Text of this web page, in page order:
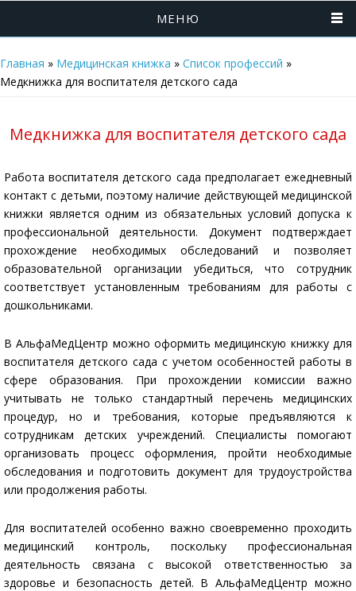
МЕНЮ
Главная » Медицинская книжка » Список профессий »
Медкнижка для воспитателя детского сада
Медкнижка для воспитателя детского сада
Работа воспитателя детского сада предполагает ежедневный
контакт с детьми, поэтому наличие действующей медицинской
книжки является одним из обязательных условий допуска к
профессиональной деятельности. Документ подтверждает
прохождение необходимых обследований и позволяет
образовательной организации убедиться, что сотрудник
соответствует установленным требованиям для работы с
дошкольниками.
В АльфаМедЦентр можно оформить медицинскую книжку для
воспитателя детского сада с учетом особенностей работы в
сфере образования. При прохождении комиссии важно
учитывать не только стандартный перечень медицинских
процедур, но и требования, которые предъявляются к
сотрудникам детских учреждений. Специалисты помогают
организовать процесс оформления, пройти необходимые
обследования и подготовить документ для трудоустройства
или продолжения работы.
Для воспитателей особенно важно своевременно проходить
медицинский контроль, поскольку профессиональная
деятельность связана с высокой ответственностью за
здоровье и безопасность детей. В АльфаМедЦентр можно